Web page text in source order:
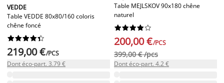
VEDDE
Table VEDDE 80x80/160 coloris
chêne foncé






219,00 €/PCS
Dont éco-part. 3.79 €
Table MEJLSKOV 90x180 chêne
naturel






200,00 €/PCS
399,00 € /pcs
Dont éco-part. 4.2 €